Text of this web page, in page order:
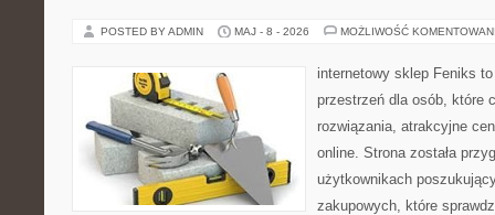
POSTED BY ADMIN MAJ - 8 - 2026 MOŻLIWOŚĆ
internetowy sklep Feniks
przestrzeń dla osób, które
rozwiązania, atrakcyjne
online. Strona została
użytkownikach
zakupowych, które